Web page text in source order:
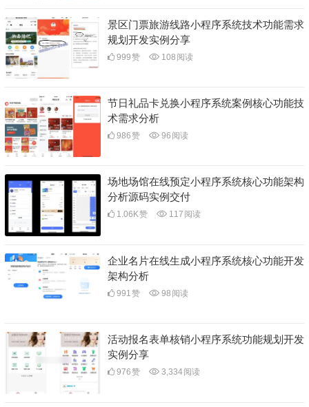
景区门票旅游线路小程序系统技术功能需求
规划开发实例分享
999赞 108 阅读
节日礼品卡兑换小程序系统案例核心功能技
术需求分析
986赞 96 阅读
场地场馆在线预定小程序系统核心功能架构
分析源码实例交付
1.06K赞 117 阅读
企业名片在线生成小程序系统核心功能开发
架构分析
991赞 98 阅读
活动报名表单核销小程序系统功能规划开发
实例分享
976赞 3,334阅读